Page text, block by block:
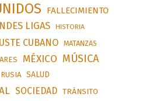
FALLECIMIENTO
LIGAS HISTORIA
CUBANO MATANZAS
MÉXICO MÚSICA
RUSIA SALUD
SOCIEDAD TRÁNSITO